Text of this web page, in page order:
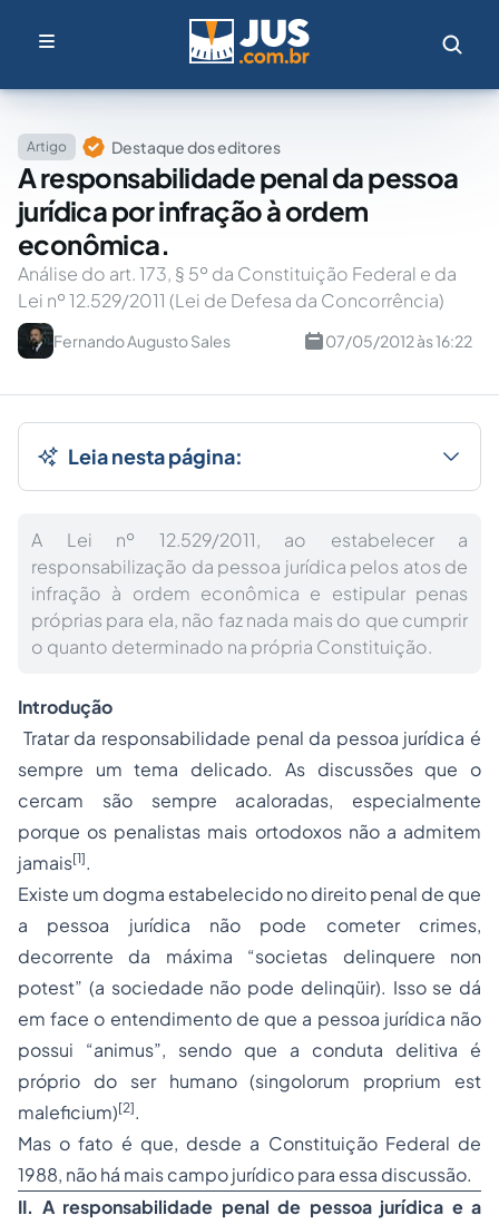
Artigo Destaque dos editores
A responsabilidade penal da pessoa
jurídica por infração à ordem
econômica.
Análise do art. 173, § 5º da Constituição Federal e da
Lei nº 12.529/2011 (Lei de Defesa da Concorrência)
Fernando Augusto Sales 07/05/2012 às 16:22
Leia nesta página:
A Lei nº 12.529/2011, ao estabelecer a
responsabilização da pessoa jurídica pelos atos de
infração à ordem econômica e estipular penas
próprias para ela, não faz nada mais do que cumprir
o quanto determinado na própria Constituição.
Introdução
Tratar da responsabilidade penal da pessoa jurídica é
sempre um tema delicado. As discussões que o
cercam são sempre acaloradas, especialmente
porque os penalistas mais ortodoxos não a admitem
jamais[1].
Existe um dogma estabelecido nodireito penal de que
a pessoa jurídica não pode cometer crimes,
decorrente da máxima “societas delinquere non
potest” (a sociedade não pode delinqüir). Isso se dá
em face o entendimento de que a pessoa jurídica não
possui “animus”, sendo que a conduta delitiva é
próprio do ser humano (singolorum proprium est
maleficium)[2].
Mas o fato é que, desde a Constituição Federal de
1988, não há mais campo jurídico para essa discussão.
II. A responsabilidade penal de pessoa jurídica e a